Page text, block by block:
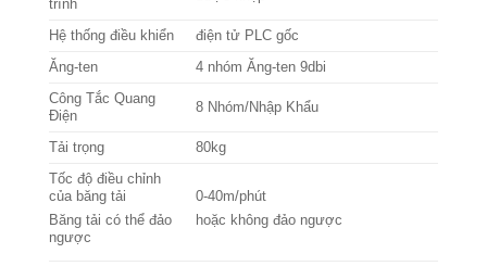
trình
Hệ thống điều khiển
điện tử PLC gốc
Ăng-ten
4 nhóm Ăng-ten 9dbi
Công Tắc Quang
Điện
8 Nhóm/Nhập Khẩu
Tải trọng
80kg
Tốc độ điều chỉnh
của băng tải
Băng tải có thể đảo
ngược
0-40m/phút
hoặc không đảo ngược